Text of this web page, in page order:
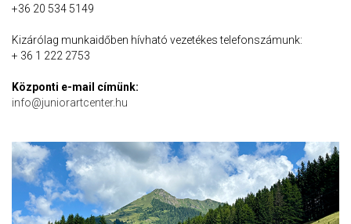
+36 20 534 5149
Kizárólag munkaidőben hívható vezetékes telefonszámunk:
+ 36 1 222 2753
Központi e-mail címünk:
info@juniorartcenter.hu